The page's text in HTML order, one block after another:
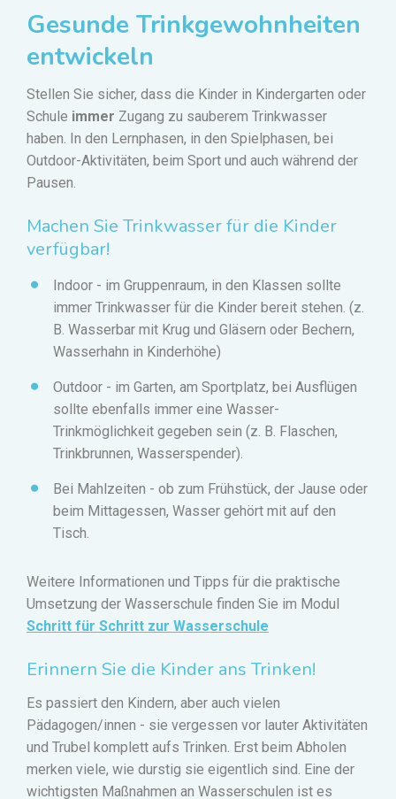
Gesunde Trinkgewohnheiten
entwickeln
Stellen Sie sicher, dass die Kinder in Kindergarten oder
Schule immer Zugang zu sauberem Trinkwasser
haben. In den Lernphasen, in den Spielphasen, bei
Outdoor-Aktivitäten, beim Sport und auch während der
Pausen.
Machen Sie Trinkwasser für die Kinder
verfügbar!
Indoor - im Gruppenraum, in den Klassen sollte
immer Trinkwasser für die Kinder bereit stehen. (z.
B. Wasserbar mit Krug und Gläsern oder Bechern,
Wasserhahn in Kinderhöhe)
Outdoor - im Garten, am Sportplatz, bei Ausflügen
sollte ebenfalls immer eine Wasser-
Trinkmöglichkeit gegeben sein (z. B. Flaschen,
Trinkbrunnen, Wasserspender).
Bei Mahlzeiten - ob zum Frühstück, der Jause oder
beim Mittagessen, Wasser gehört mit auf den
Tisch.
Weitere Informationen und Tipps für die praktische
Umsetzung der Wasserschule finden Sie im Modul
Schritt für Schritt zur Wasserschule
Erinnern Sie die Kinder ans Trinken!
Es passiert den Kindern, aber auch vielen
Pädagogen/innen - sie vergessen vor lauter Aktivitäten
und Trubel komplett aufs Trinken. Erst beim Abholen
merken viele, wie durstig sie eigentlich sind. Eine der
wichtigsten Maßnahmen an Wasserschulen ist es